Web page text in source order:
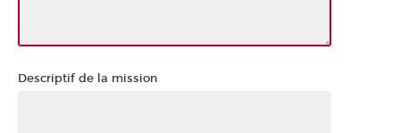
Descriptif de la mission